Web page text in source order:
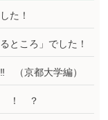
た！
ところ」でした！
（京都大学編）
！ ？